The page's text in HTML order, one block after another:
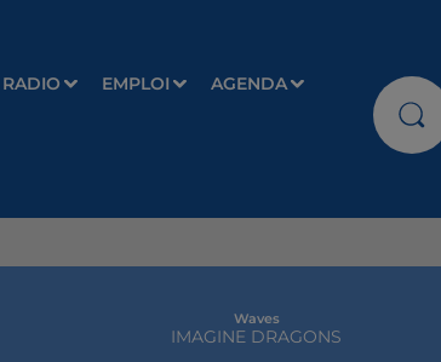
RADIO EMPLOI AGENDA
Waves
IMAGINE DRAGONS